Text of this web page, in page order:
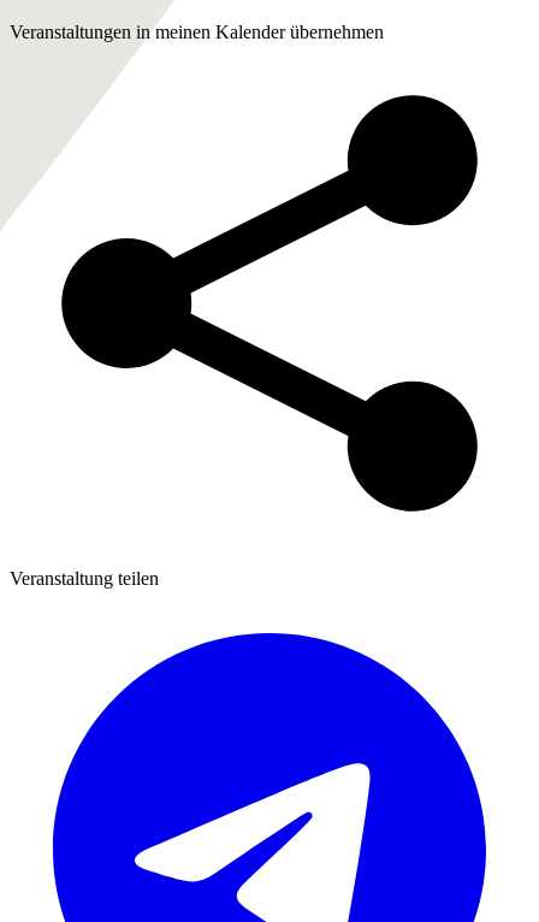
Veranstaltungen in meinen Kalender übernehmen
Veranstaltung teilen